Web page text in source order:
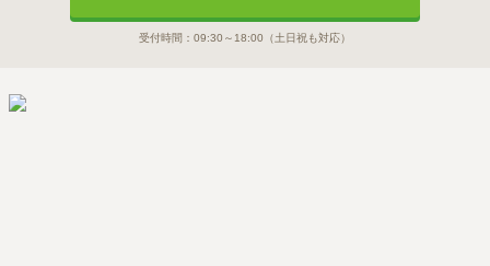
受付時間： 09:30～18:00 （土日祝も対応）